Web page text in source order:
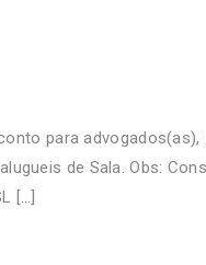
para
de Sala. Obs:
[…]